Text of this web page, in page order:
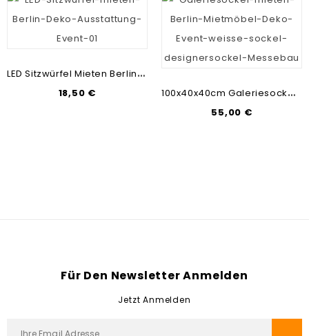
L
ED Sitzwürfel Mieten Berlin | Messebau & Mietmöbel | Leuchtwürfel Günstig Mieten
Preis
18,50 € 1
00x40x40cm Galeriesockel Mieten | Weiße Sockel | Sockel Verleih Berlin | Mietmöbel & Messebau
Preis
55,00 €
Für Den Newsletter Anmelden
Jetzt Anmelden